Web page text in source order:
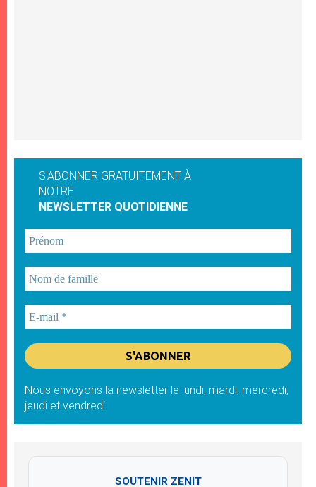
S'ABONNER GRATUITEMENT À
NOTRE
NEWSLETTER QUOTIDIENNE
Nous envoyons la newsletter le lundi, mardi, mercredi,
jeudi et vendredi
SOUTENIR ZENIT